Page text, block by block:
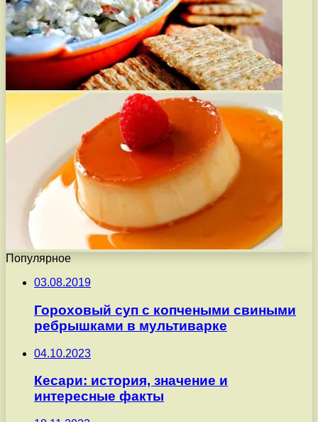
Популярное
03.08.2019
Гороховый суп с копчеными свиными
ребрышками в мультиварке
04.10.2023
Кесари: история, значение и
интересные факты